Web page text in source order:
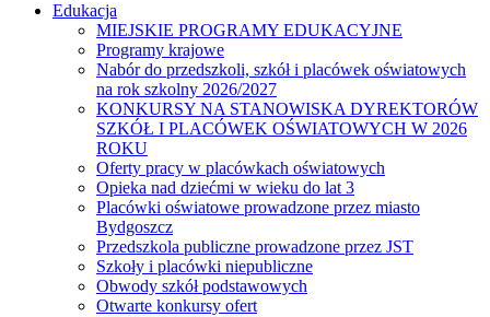
Edukacja
MIEJSKIE PROGRAMY EDUKACYJNE
Programy krajowe
Nabór do przedszkoli, szkół i placówek oświatowych
na rok szkolny 2026/2027
KONKURSY NA STANOWISKA DYREKTORÓW
SZKÓŁ I PLACÓWEK OŚWIATOWYCH W 2026
ROKU
Oferty pracy w placówkach oświatowych
Opieka nad dziećmi w wieku do lat 3
Placówki oświatowe prowadzone przez miasto
Bydgoszcz
Przedszkola publiczne prowadzone przez JST
Szkoły i placówki niepubliczne
Obwody szkół podstawowych
Otwarte konkursy ofert